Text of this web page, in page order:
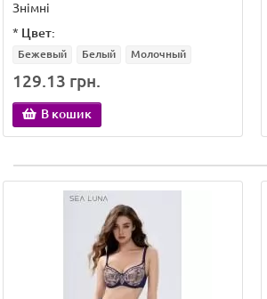
Знімні
* Цвет:
Бежевый Белый Молочный
129.13 грн.
В кошик